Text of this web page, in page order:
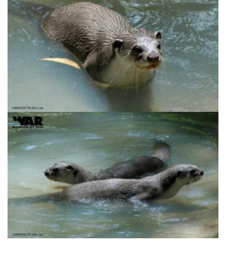
Rái Cá Lông Mượt | Lutrogale perspicillata
– Nguy cấp
Rái Cá Lông Mượt | Lutrogale perspicillata
– Nguy cấp